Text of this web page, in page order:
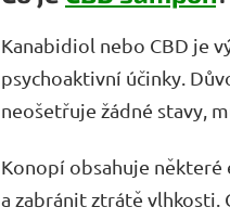
Kanabidiol nebo CBD je
psychoaktivní účinky.
neošetřuje žádné stavy,
Konopí obsahuje některé
a zabránit ztrátě vlhkosti.